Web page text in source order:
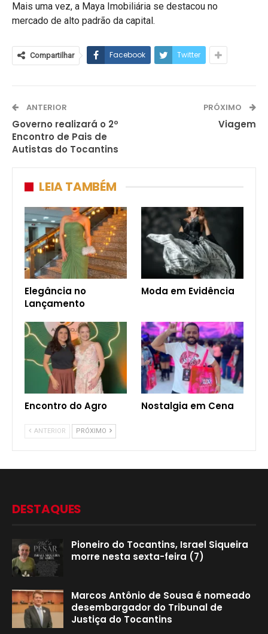
Mais uma vez, a Maya Imobiliária se destacou no
mercado de alto padrão da capital.
Compartilhar Facebook Twitter
ANTERIOR
Governo realizará o 2º
Encontro de Pais de
Autistas do Tocantins
PRÓXIMO
Viagem
LEIA TAMBÉM
Elegância no
Lançamento
Moda em Evidência
Encontro do Agro Nostalgia em Cena
ANTERIOR PRÓXIMO
DESTAQUES
Pioneiro do Tocantins, Israel Siqueira
morre nesta sexta-feira (7)
Marcos Antônio de Sousa é nomeado
desembargador do Tribunal de
Justiça do Tocantins